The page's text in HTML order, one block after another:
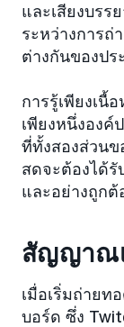
และเสียงบรร
ระหว่างการถ่
ต่างกันของป
การรู้เพียงเนื้
เพียงหนึ่งองค์
ที่ทั้งสองส่วน
สดจะต้องได้รั
และอย่างถูกต้
สัญญาณเ
เมื่อเริ่มถ่ายท
บอร์ด ซึ่ง